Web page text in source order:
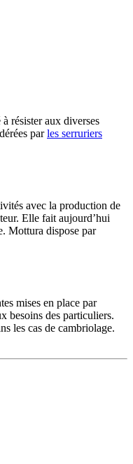
résister aux diverses
parles serruriers
avec la production de
Elle fait aujourd’hui
Mottura dispose par
mises en place par
besoins des particuliers.
les cas de cambriolage.